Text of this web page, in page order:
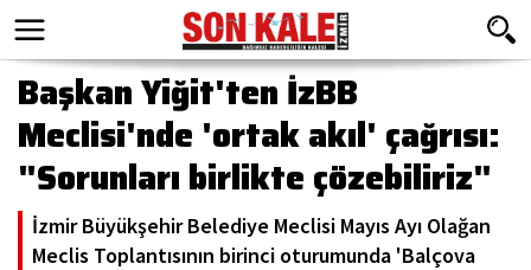
Başkan Yiğit'ten İzBB
Meclisi'nde 'ortak akıl' çağrısı:
"Sorunları birlikte çözebiliriz"
İzmir Büyükşehir Belediye Meclisi Mayıs Ayı Olağan
Meclis Toplantısının birinci oturumunda 'Balçova